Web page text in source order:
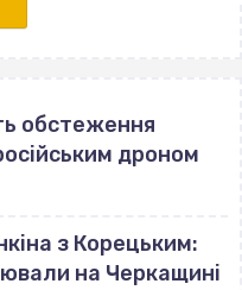
обстеження
дроном
з Корецьким:
на Черкащині